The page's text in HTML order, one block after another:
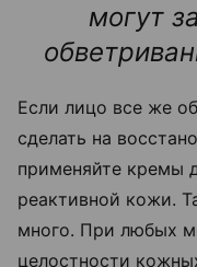
могут
Если лицо все же
сделать на
применяйте кремы
реактивной кожи.
много. При любых
целостности